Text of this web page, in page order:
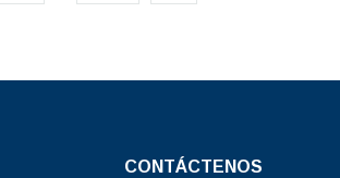
CONTÁCTENOS